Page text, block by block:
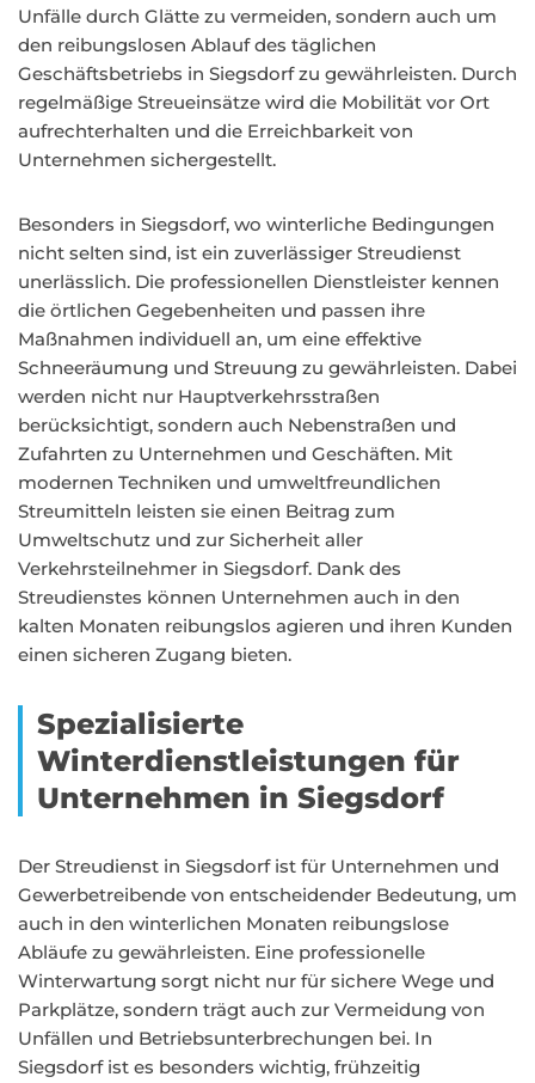
Unfälle durch Glätte zu vermeiden, sondern auch um
den reibungslosen Ablauf des täglichen
Geschäftsbetriebs in Siegsdorf zu gewährleisten. Durch
regelmäßige Streueinsätze wird die Mobilität vor Ort
aufrechterhalten und die Erreichbarkeit von
Unternehmen sichergestellt.
Besonders in Siegsdorf, wo winterliche Bedingungen
nicht selten sind, ist ein zuverlässiger Streudienst
unerlässlich. Die professionellen Dienstleister kennen
die örtlichen Gegebenheiten und passen ihre
Maßnahmen individuell an, um eine effektive
Schneeräumung und Streuung zu gewährleisten. Dabei
werden nicht nur Hauptverkehrsstraßen
berücksichtigt, sondern auch Nebenstraßen und
Zufahrten zu Unternehmen und Geschäften. Mit
modernen Techniken und umweltfreundlichen
Streumitteln leisten sie einen Beitrag zum
Umweltschutz und zur Sicherheit aller
Verkehrsteilnehmer in Siegsdorf. Dank des
Streudienstes können Unternehmen auch in den
kalten Monaten reibungslos agieren und ihren Kunden
einen sicheren Zugang bieten.
Spezialisierte
Winterdienstleistungen für
Unternehmen in Siegsdorf
Der Streudienst in Siegsdorf ist für Unternehmen und
Gewerbetreibende von entscheidender Bedeutung, um
auch in den winterlichen Monaten reibungslose
Abläufe zu gewährleisten. Eine professionelle
Winterwartung sorgt nicht nur für sichere Wege und
Parkplätze, sondern trägt auch zur Vermeidung von
Unfällen und Betriebsunterbrechungen bei. In
Siegsdorf ist es besonders wichtig, frühzeitig